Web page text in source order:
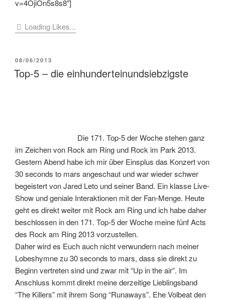
v=4OjiOn5s8s8″]
Loading Likes...
VERÖFFENTLICHT
AM
08/06/2013
Top-5 – die einhunderteinundsiebzigste
Die 171. Top-5 der Woche stehen ganz
im Zeichen von Rock am Ring und Rock im Park 2013.
Gestern Abend habe ich mir über Einsplus das Konzert von
30 seconds to mars angeschaut und war wieder schwer
begeistert von Jared Leto und seiner Band. Ein klasse Live-
Show und geniale Interaktionen mit der Fan-Menge. Heute
geht es direkt weiter mit Rock am Ring und ich habe daher
beschlossen in den 171. Top-5 der Woche meine fünf Acts
des Rock am Ring 2013 vorzustellen.
Daher wird es Euch auch nicht verwundern nach meiner
Lobeshymne zu 30 seconds to mars, dass sie direkt zu
Beginn vertreten sind und zwar mit “Up in the air”. Im
Anschluss kommt direkt meine derzeitige Lieblingsband
“The Killers” mit ihrem Song “Runaways”. Ehe Volbeat den